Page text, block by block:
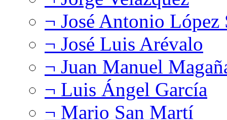
¬ José Antonio López
¬ José Luis Arévalo
¬ Juan Manuel
¬ Luis Ángel García
¬ Mario San Martí